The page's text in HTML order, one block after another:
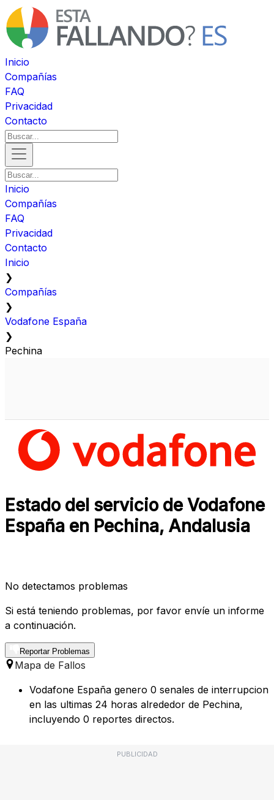
Inicio
Compañías
FAQ
Privacidad
Contacto
Inicio
Compañías
FAQ
Privacidad
Contacto
Inicio
❯
Compañías
❯
Vodafone España
❯
Pechina
Estado del servicio de Vodafone
España en Pechina, Andalusia
No detectamos problemas
Si está teniendo problemas, por favor envíe un informe
a continuación.
Reportar Problemas
Mapa de Fallos
Vodafone España genero 0 senales de interrupcion
en las ultimas 24 horas alrededor de Pechina,
incluyendo 0 reportes directos.
PUBLICIDAD